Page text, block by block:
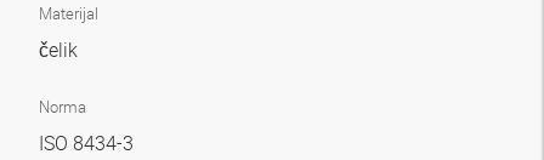
Materijal
čelik
Norma
ISO 8434-3